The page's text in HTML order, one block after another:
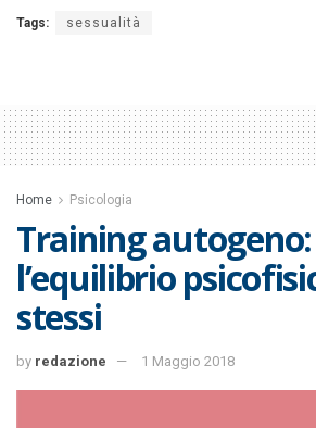
Tags: sessualità
Home Psicologia
Training autogeno:
l’equilibrio
stessi
by redazione 1 Maggio 2018